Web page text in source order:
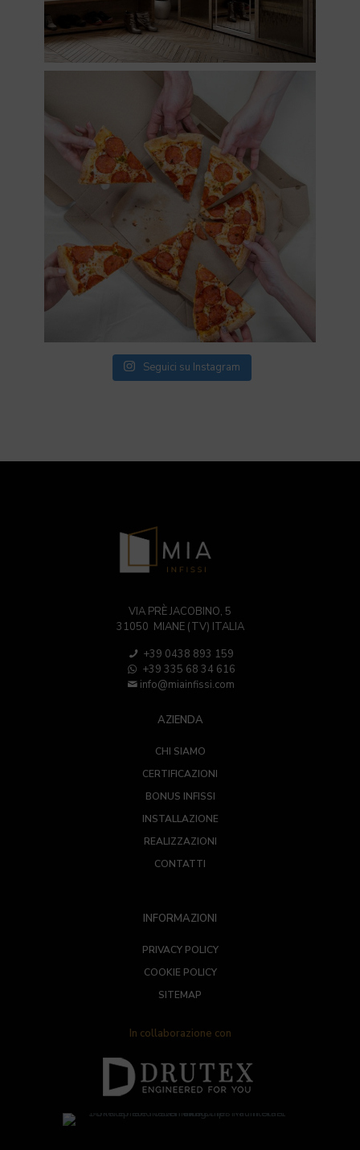
Seguici su Instagram
VIA PRÈ JACOBINO, 5
31050 MIANE (TV) ITALIA
+39 0438 893 159
+39 335 68 34 616
info@miainfissi.com
AZIENDA
CHI SIAMO
CERTIFICAZIONI
BONUS INFISSI
INSTALLAZIONE
REALIZZAZIONI
CONTATTI
INFORMAZIONI
PRIVACY POLICY
COOKIE POLICY
SITEMAP
In collaborazione con